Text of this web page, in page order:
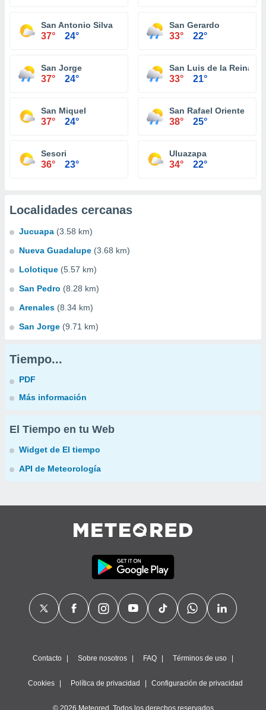
San Antonio Silva
37° 24°
San Gerardo
33° 22°
San Jorge
37° 24°
San Luis de la Reina
33° 21°
San Miquel
37° 24°
San Rafael Oriente
38° 25°
Sesori
36° 23°
Uluazapa
34° 22°
Localidades cercanas
Jucuapa (3.58 km)
Nueva Guadalupe (3.68 km)
Lolotique (5.57 km)
San Pedro (8.28 km)
Arenales (8.34 km)
San Jorge (9.71 km)
Tiempo...
PDF
Más información
El Tiempo en tu Web
Widget de El tiempo
API de Meteorología
Contacto Sobre nosotros FAQ Términos de uso
Cookies Política de privacidad Configuración de privacidad
© 2026 Meteored. Todos los derechos reservados